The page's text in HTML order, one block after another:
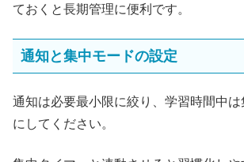
ておくと長期管理に便利です。
通知と集中モードの設定
通知は必要最小限に絞り、学習時間中
にしてください。